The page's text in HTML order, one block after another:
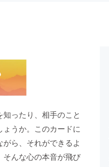
ったり、相手のこと
うか。このカードに
ら、それができるよ
そんな心の本音が飛び